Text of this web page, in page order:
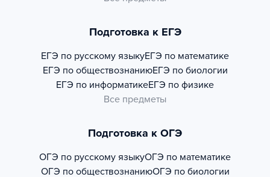
Подготовка к ЕГЭ
ЕГЭ по русскому языкуЕГЭ по математике
ЕГЭ по обществознаниюЕГЭ по биологии
ЕГЭ по информатикеЕГЭ по физике
Все предметы
Подготовка к ОГЭ
ОГЭ по русскому языкуОГЭ по математике
ОГЭ по обществознаниюОГЭ по биологии